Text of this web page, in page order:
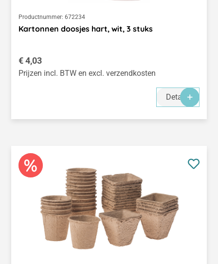
Productnummer: 672234
Kartonnen doosjes hart, wit, 3 stuks
Normale prijs:
€ 4,03
Prijzen incl. BTW en excl. verzendkosten
Details